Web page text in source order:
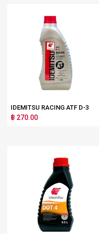
IDEMITSU RACING ATF D-3
฿ 270.00